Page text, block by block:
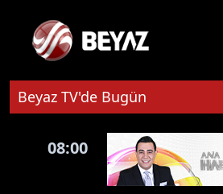
Beyaz TV'de Bugün
08:00